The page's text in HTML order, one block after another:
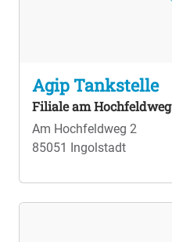
Agip Tankstelle
Filiale am Hochfeldweg
Am Hochfeldweg 2
85051 Ingolstadt